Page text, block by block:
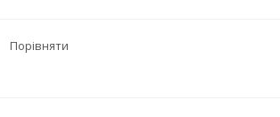
Порівняти